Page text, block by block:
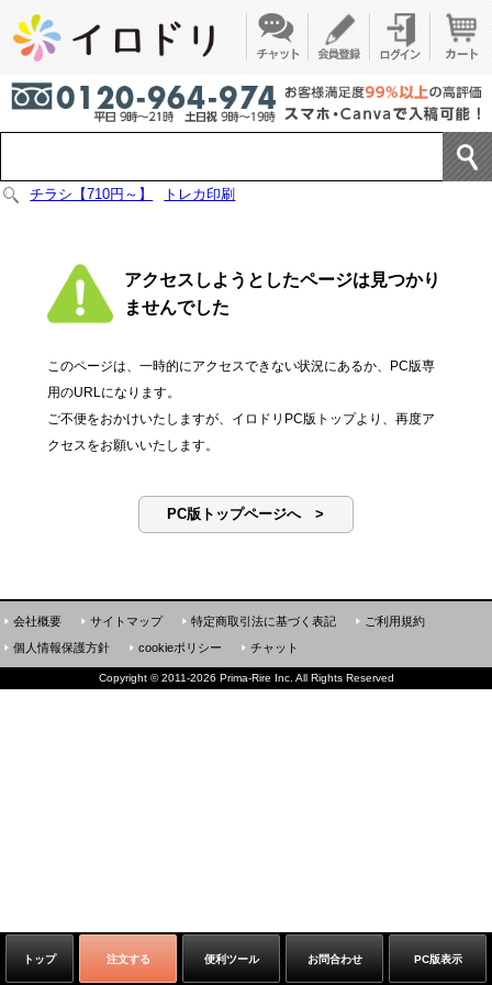
チラシ【710円～】 トレカ印刷
アクセスしようとしたページは見つかり
ませんでした
このページは、一時的にアクセスできない状況にあるか、PC版専
用のURLになります。
ご不便をおかけいたしますが、イロドリPC版トップより、再度ア
クセスをお願いいたします。
PC版トップページへ >
トップ 注文する 便利ツール お問合わせ PC版表示
会社概要 サイトマップ 特定商取引法に基づく表記
ご利用規約
個人情報保護方針
cookieポリシー チャット
Copyright ©2011-2026 Prima-Rire Inc. All Rights Reserved